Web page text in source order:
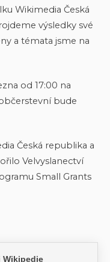
Wikimedia Česká
výsledky své
a témata jsme na
od 17:00 na
bude
Česká republika a
Velvyslanectví
Small Grants